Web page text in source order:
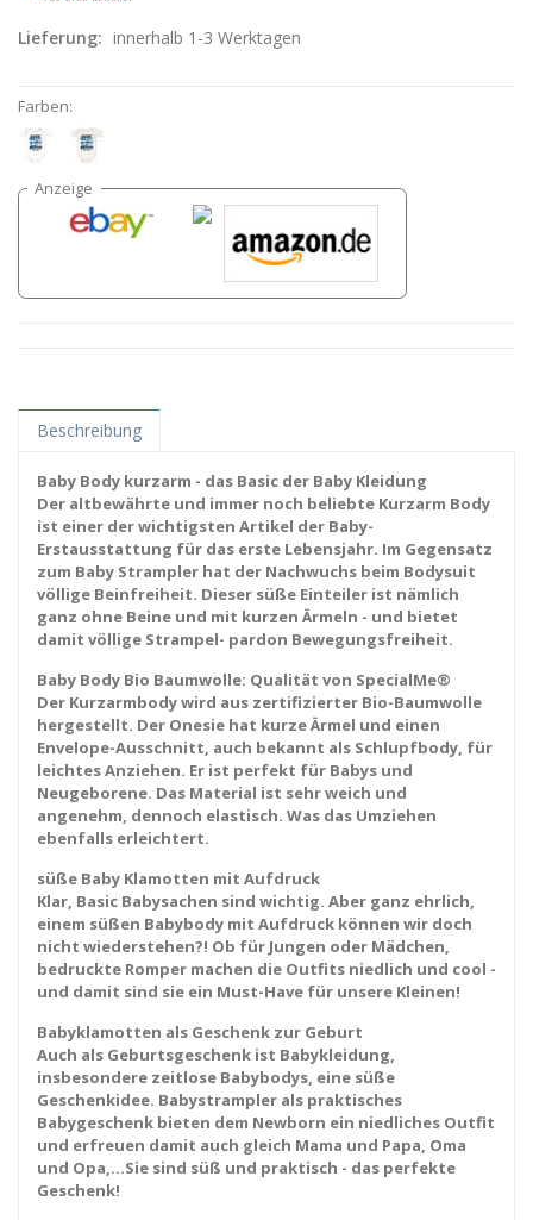
Lieferung: innerhalb 1-3 Werktagen
Farben:
Beschreibung
Baby Body kurzarm - das Basic der Baby Kleidung
Der altbewährte und immer noch beliebte Kurzarm Body
ist einer der wichtigsten Artikel der Baby-
Erstausstattung für das erste Lebensjahr. Im Gegensatz
zum Baby Strampler hat der Nachwuchs beim Bodysuit
völlige Beinfreiheit. Dieser süße Einteiler ist nämlich
ganz ohne Beine und mit kurzen Ärmeln - und bietet
damit völlige Strampel- pardon Bewegungsfreiheit.
Baby Body Bio Baumwolle: Qualität von SpecialMe®
Der Kurzarmbody wird aus zertifizierter Bio-Baumwolle
hergestellt. Der Onesie hat kurze Ärmel und einen
Envelope-Ausschnitt, auch bekannt als Schlupfbody, für
leichtes Anziehen. Er ist perfekt für Babys und
Neugeborene. Das Material ist sehr weich und
angenehm, dennoch elastisch. Was das Umziehen
ebenfalls erleichtert.
süße Baby Klamotten mit Aufdruck
Klar, Basic Babysachen sind wichtig. Aber ganz ehrlich,
einem süßen Babybody mit Aufdruck können wir doch
nicht wiederstehen?! Ob für Jungen oder Mädchen,
bedruckte Romper machen die Outfits niedlich und cool -
und damit sind sie ein Must-Have für unsere Kleinen!
Babyklamotten als Geschenk zur Geburt
Auch als Geburtsgeschenk ist Babykleidung,
insbesondere zeitlose Babybodys, eine süße
Geschenkidee. Babystrampler als praktisches
Babygeschenk bieten dem Newborn ein niedliches Outfit
und erfreuen damit auch gleich Mama und Papa, Oma
und Opa,...Sie sind süß und praktisch - das perfekte
Geschenk!